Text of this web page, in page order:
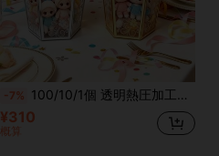
-7% 100/10/1個 透明熱圧加工パターン花瓶ギフトボックス、パーティーギフトボックス、PVCパーティーギフトボックス、チョコレート包装ボックス、ウェディングキャンディーボックス、誕生日パーティーギフトボックス、クリエイティブハンドヘルドギフトボックス、ウェディング、クリスマス、新年パーティーギフト包装、誕生日ウェディングパーティーキャンディーボックス（リボンとビーズ装飾付き）、ギフトバッグ、チョコレートキャンディーと包装ギフトボックス、ブライダルシャワー、ベビーシャワーセレブレーションに適しています
¥310
概算